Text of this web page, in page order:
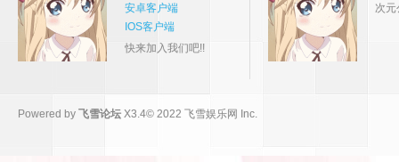
安卓客户端
IOS客户端
快来加入我们吧!!
次元
Powered by 飞雪论坛 X3.4© 2022 飞雪娱乐网 Inc.